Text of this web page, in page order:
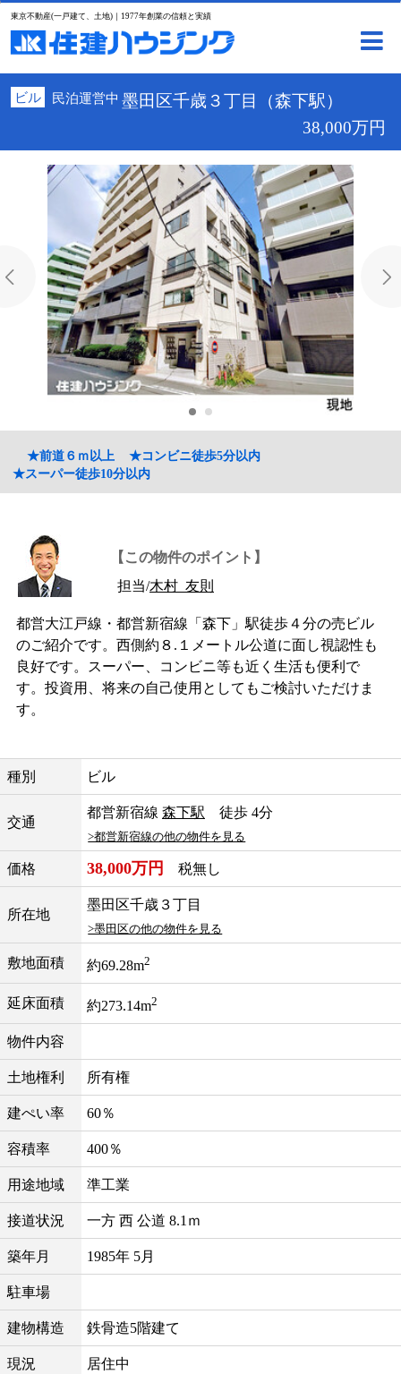
東京不動産(一戸建て、土地)｜1977年創業の信頼と実績
ビル 民泊運営中 墨田区千歳３丁目（森下駅）
38,000万円
★前道６ｍ以上
★コンビニ徒歩5分以内
★スーパー徒歩10分以内
【この物件のポイント】
担当/木村 友則
都営大江戸線・都営新宿線「森下」駅徒歩４分の売ビル
のご紹介です。西側約８.１メートル公道に面し視認性も
良好です。スーパー、コンビニ等も近く生活も便利で
す。投資用、将来の自己使用としてもご検討いただけま
す。
種別 ビル
交通
都営新宿線 森下駅 徒歩 4分
>都営新宿線の他の物件を見る
価格 38,000万円 税無し
所在地
墨田区千歳３丁目
>墨田区の他の物件を見る
敷地面積 約69.28m2
延床面積 約273.14m2
物件内容
土地権利 所有権
建ぺい率 60％
容積率 400％
用途地域 準工業
接道状況 一方 西 公道 8.1ｍ
築年月 1985年 5月
駐車場
建物構造 鉄骨造5階建て
現況 居住中